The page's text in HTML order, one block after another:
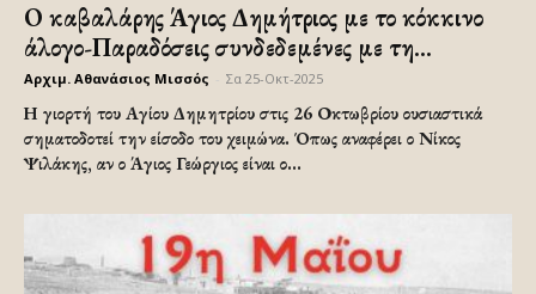
Ο καβαλάρης Άγιος Δημήτριος με το κόκκινο
άλογο-Παραδόσεις συνδεδεμένες με τη...
Αρχιμ. Αθανάσιος Μισσός Σα 25-Οκτ-2025
Η γιορτή του Αγίου Δημητρίου στις 26 Οκτωβρίου ουσιαστικά
σηματοδοτεί την είσοδο του χειμώνα. Όπως αναφέρει ο Νίκος
Ψιλάκης, αν ο Άγιος Γεώργιος είναι ο...